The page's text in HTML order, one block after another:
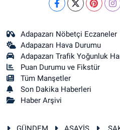
Adapazarı Nöbetçi Eczaneler
Adapazarı Hava Durumu
Adapazarı Trafik Yoğunluk
Puan Durumu ve Fikstür
Tüm Manşetler
Son Dakika Haberleri
Haber Arşivi